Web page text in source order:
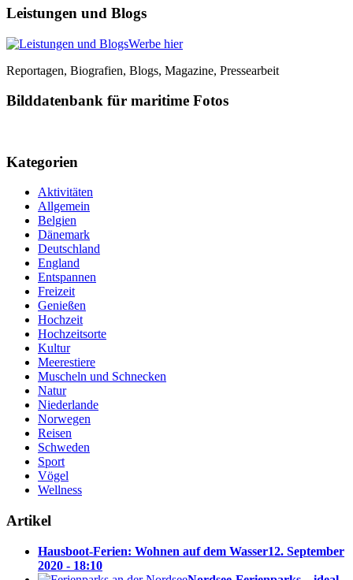
Leistungen und Blogs
Werbe hier
Reportagen, Biografien, Blogs, Magazine, Pressearbeit
Bilddatenbank für maritime Fotos
Kategorien
Aktivitäten
Allgemein
Belgien
Dänemark
Deutschland
England
Entspannen
Freizeit
Genießen
Hochzeit
Hochzeitsorte
Kultur
Meerestiere
Muscheln und Schnecken
Natur
Niederlande
Norwegen
Reisen
Schweden
Sport
Vögel
Wellness
Artikel
Hausboot-Ferien: Wohnen auf dem Wasser12. September
2020 - 18:10